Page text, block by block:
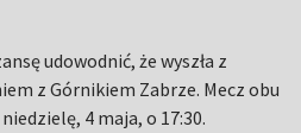
udowodnić, że wyszła z
z Górnikiem Zabrze. Mecz obu
4 maja, o 17:30.